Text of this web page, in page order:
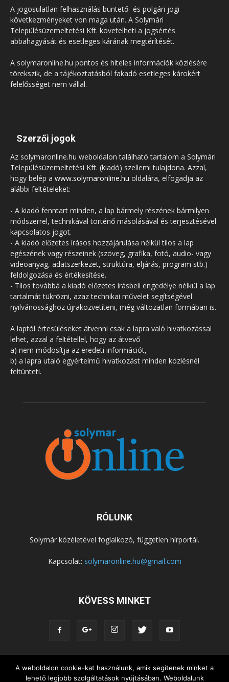
A jogosulatlan felhasználás büntető- és polgári jogi
következményeket von maga után. A Solymári
Településüzemeltetési Kft. követelheti a jogsértés
abbahagyását és esetleges kárának megtérítését.
A solymaronline.hu pontos és hiteles információk közlésére
törekszik, de a tájékoztatásból fakadó esetleges károkért
felelősséget nem vállal.
Szerzői jogok
Az solymaronline.hu weboldalon található tartalom a Solymári
Településüzemeltetési Kft. (kiadó) szellemi tulajdona. Azzal,
hogy belép a www.solymaronline.hu oldalára, elfogadja az
alábbi feltételeket:
- A kiadó fenntart minden, a lap bármely részének bármilyen
módszerrel, technikával történő másolásával és terjesztésével
kapcsolatos jogot.
- A kiadó előzetes írásos hozzájárulása nélkül tilos a lap
egészének vagy részeinek (szöveg, grafika, fotó, audio- vagy
videoanyag, adatszerkezet, struktúra, eljárás, program stb.)
feldolgozása és értékesítése.
- Tilos továbbá a kiadó előzetes írásbeli engedélye nélkül a lap
tartalmát tükrözni, azaz technikai művelet segítségével
nyilvánossághoz újraközvetíteni, még változatlan formában is.
A laptól értesüléseket átvenni csak a lapra való hivatkozással
lehet, azzal a feltétellel, hogy az átvevő
a) nem módosítja az eredeti információt,
b) a lapra utaló egyértelmű hivatkozást minden közlésnél
feltünteti.
RÓLUNK
Solymár közéletével foglalkozó, független hírportál.
Kapcsolat: solymaronline.hu@gmail.com
KÖVESS MINKET
KÖZÉLET KÖZÖSSÉGEK
SZABADIDŐ
NEMZETISÉG, HELYTÖRTÉNET
RIPORTOK
A weboldalon cookie-kat használunk, amik segítenek minket a
lehető legjobb szolgáltatások nyújtásában. Weboldalunk